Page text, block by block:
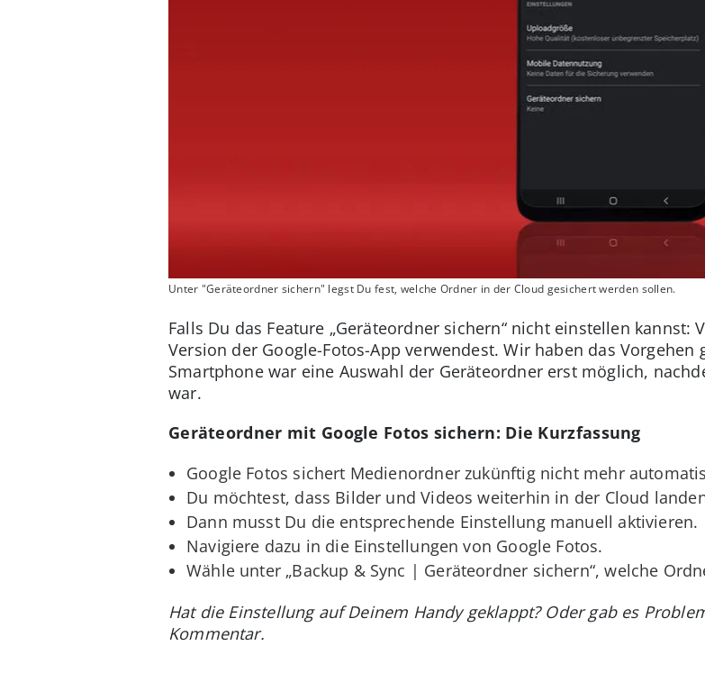
Unter "Geräteordner sichern" legst Du fest, welche Ordner in der Cloud gesichert werden sollen.
Falls Du das Feature „Geräteordner sichern“ nicht einstellen kannst:
Version der Google-Fotos-App verwendest. Wir haben das
Smartphone war eine Auswahl der Geräteordner erst möglich,
war.
Geräteordner mit Google Fotos sichern: Die Kurzfassung
Google Fotos sichert Medienordner zukünftig nicht mehr
Du möchtest, dass Bilder und Videos weiterhin in der Cloud
Dann musst Du die entsprechende Einstellung manuell aktivieren.
Navigiere dazu in die Einstellungen von Google Fotos.
Wähle unter „Backup & Sync | Geräteordner sichern“, welche
Hat die Einstellung auf Deinem Handy geklappt? Oder gab es
Kommentar.